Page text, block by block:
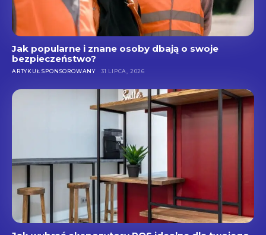
Jak popularne i znane osoby dbają o swoje
bezpieczeństwo?
ARTYKUŁ SPONSOROWANY 31 LIPCA, 2026